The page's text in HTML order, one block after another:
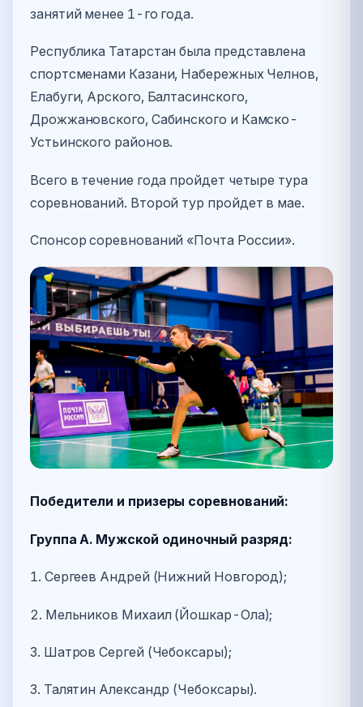
занятий менее 1-го года.
Республика Татарстан была представлена
спортсменами Казани, Набережных Челнов,
Елабуги, Арского, Балтасинского,
Дрожжановского, Сабинского и Камско-
Устьинского районов.
Всего в течение года пройдет четыре тура
соревнований. Второй тур пройдет в мае.
Спонсор соревнований «Почта России».
Победители и призеры соревнований:
Группа А. Мужской одиночный разряд:
1. Сергеев Андрей (Нижний Новгород);
2. Мельников Михаил (Йошкар-Ола);
3. Шатров Сергей (Чебоксары);
3. Талятин Александр (Чебоксары).